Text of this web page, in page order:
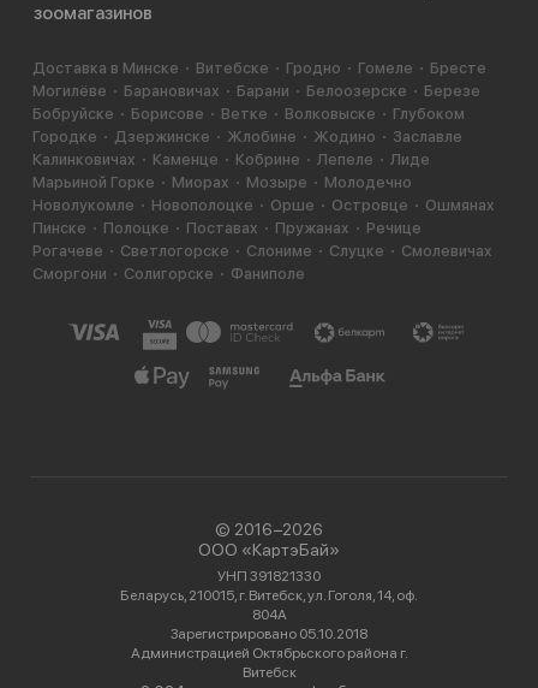
зоомагазинов
Доставка в Минске Витебске Гродно Гомеле
Бресте
Могилёве
Барановичах Барани Белоозерске
Березе
Бобруйске
Борисове Ветке Волковыске
Глубоком
Городке
Дзержинске Жлобине Жодино
Заславле
Калинковичах
Каменце Кобрине Лепеле
Лиде
Марьиной Горке
Миорах Мозыре
Молодечно
Новолукомле
Новополоцке Орше Островце
Ошмянах
Пинске
Полоцке Поставах Пружанах
Речице
Рогачеве
Светлогорске Слониме Слуцке
Смолевичах
Сморгони
Солигорске Фаниполе
© 2016−2026
ООО «КартэБай»
УНП 391821330
Беларусь, 210015, г. Витебск, ул. Гоголя, 14, оф.
804А
Зарегистрировано 05.10.2018
Администрацией Октябрьского района г.
Витебск